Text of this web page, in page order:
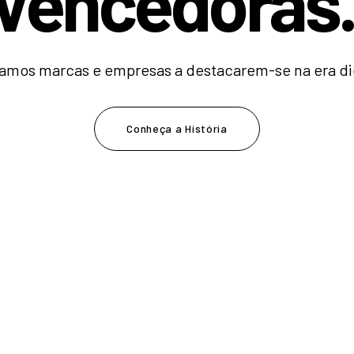
marcas e empresas a destacarem-se na era
Conheça a História